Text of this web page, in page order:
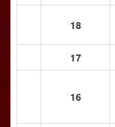
18
17
16